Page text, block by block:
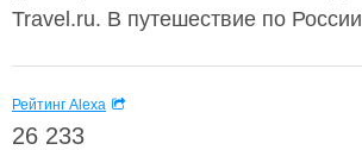
Travel.ru. В путешествие по России
Рейтинг Alexa
26 233